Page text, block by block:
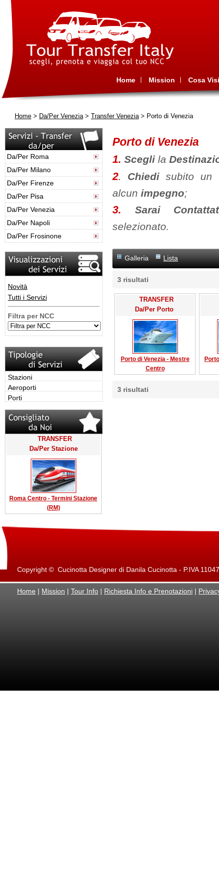
Home Mission Cosa
Home > Da/Per Venezia> Transfer Venezia> Porto di Venezia
Da/Per Roma
Da/Per Milano
Da/Per Firenze
Da/Per Pisa
Da/Per Venezia
Da/Per Napoli
Da/Per Frosinone
Novità
Tutti i Servizi
Filtra per NCC
Stazioni
Aeroporti
Porti
TRANSFER
Da/Per Stazione
Roma Centro - Termini Stazione
(RM)
Porto di Venezia
1. Scegli la
2. Chiedisubito un
alcun impegno;
3.
Sarai
selezionato.
Galleria Lista
3 risultati
TRANSFER
Da/Per Porto
Porto di Venezia - Mestre
Centro
3 risultati
Copyright © Cucinotta Designer di Danila Cucinotta - P.IVA
Home | Mission | Tour Info | Richiesta Info e Prenotazioni |